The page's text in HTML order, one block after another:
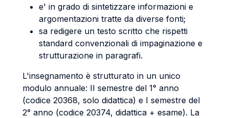
e' in grado di sintetizzare informazioni e
argomentazioni tratte da diverse fonti;
sa redigere un testo scritto che rispetti
standard convenzionali di impaginazione e
strutturazione in paragrafi.
L'insegnamento è strutturato in un unico
modulo annuale: II semestre del 1° anno
(codice 20368, solo didattica) e I semestre del
2° anno (codice 20374, didattica + esame). La